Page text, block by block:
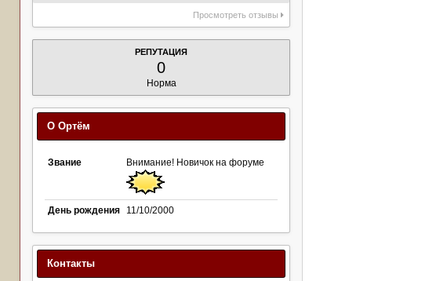
Просмотреть отзывы
РЕПУТАЦИЯ
0
Норма
О Ортём
Звание Внимание! Новичок на форуме
День рождения 11/10/2000
Контакты